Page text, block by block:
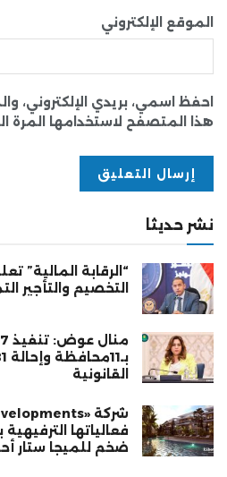
الموقع الإلكتروني
احفظ اسمي، بريدي الإلكتروني،
هذا المتصفح لاستخدامها المرة
نشر حديثا
“الرقابة المالية”
التخصيم والتأجير
القانونية
ضخم للميجا ستار